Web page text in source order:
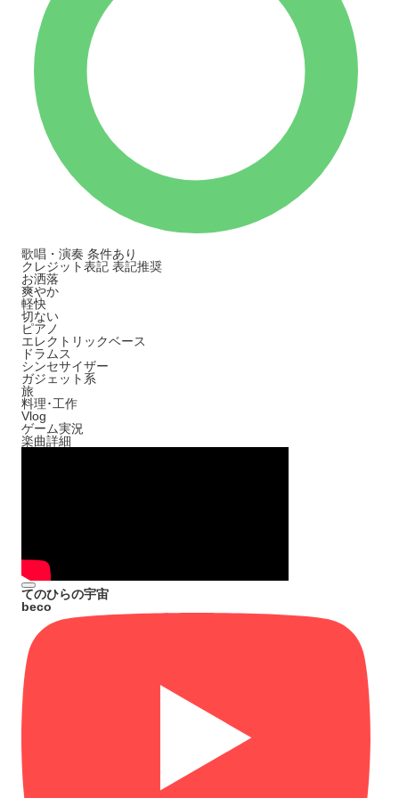
歌唱・演奏 条件あり
クレジット表記 表記推奨
お洒落
爽やか
軽快
切ない
ピアノ
エレクトリックベース
ドラムス
シンセサイザー
ガジェット系
旅
料理･工作
Vlog
ゲーム実況
楽曲詳細
てのひらの宇宙
beco